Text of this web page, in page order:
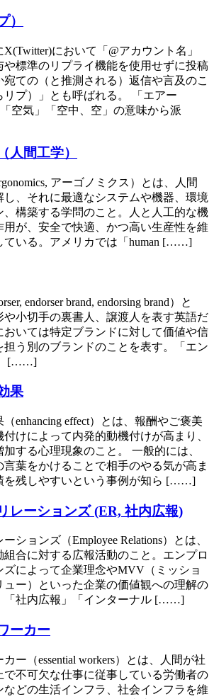
）
において「@アカウント名」
や標準のリプライ機能を使用せずに投稿
宛ての（と推測される）返信や言及のこ
リプ）」とも呼ばれる。 「エアー
空気」「空中、空」の意味から派
人間工学）
アーゴノミクス）とは、人間
、それに最適なシステムや機器、環境
、構築する学問のこと。人と人工的な機
が、安全で快適、かつ高い生産性を維
ている。アメリカでは「human [……]
endorser brand, endorsing brand）と
や小切手の裏書人、譲渡人を表す英語だ
おいては特定ブランドに対して価値や信
担う別のブランドのことを表す。「エン
[……]
果
enhancing effect）とは、報酬やご褒美
けによって内発的動機付けが高まり、
する心理現象のこと。 一般的には、
葉をかけることで相手のやる気が高ま
を残しやすいという事例が知ら [……]
レーションズ (ER, 社内広報)
ションズ（Employee Relations）とは、
合に対する広報活動のこと。エンプロ
ズによって企業理念やMVV（ミッショ
ュー）といった企業の価値観への理解の
「社内広報」「インターナル [……]
ーカー
ー（essential workers）とは、人間が社
で不可欠な仕事に従事している労働者の
などの生活インフラ、社会インフラを維